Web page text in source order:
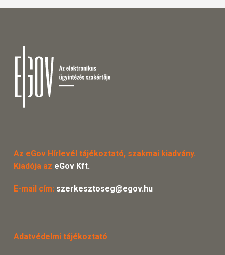
Az eGov Hírlevél tájékoztató, szakmai kiadvány.
Kiadója az eGov Kft.
E-mail cím: szerkesztoseg@egov.hu
Adatvédelmi tájékoztató